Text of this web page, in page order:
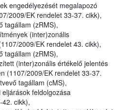
engedélyezését megalapozó
2009/EK rendelet 33-37. cikk),
tagállam (zRMS),
(inter)zonális
2009/EK rendelet 43. cikk),
tagállam (zRMS),
(inter)zonális értékelő jelentés
(1107/2009/EK rendelet 33-37.
tagállam (cMS),
feldolgozása
cikk),